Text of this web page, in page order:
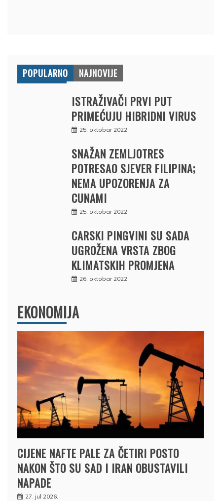
POPULARNO NAJNOVIJE
ISTRAŽIVAČI PRVI PUT
PRIMEĆUJU HIBRIDNI VIRUS
25. oktobar 2022.
SNAŽAN ZEMLJOTRES
POTRESAO SJEVER FILIPINA;
NEMA UPOZORENJA ZA
CUNAMI
25. oktobar 2022.
CARSKI PINGVINI SU SADA
UGROŽENA VRSTA ZBOG
KLIMATSKIH PROMJENA
26. oktobar 2022.
EKONOMIJA
CIJENE NAFTE PALE ZA ČETIRI POSTO
NAKON ŠTO SU SAD I IRAN OBUSTAVILI
NAPADE
27. jul 2026.